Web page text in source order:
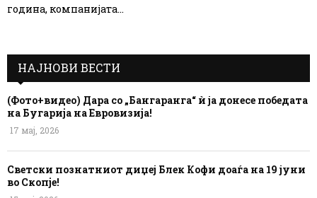
година, компанијата...
НАЈНОВИ ВЕСТИ
(Фото+видео) Дара со „Бангаранга“ ѝ ја донесе победата
на Бугарија на Евровизија!
17 мај, 2026
Светски познатниот диџеј Блек Кофи доаѓа на 19 јуни
во Скопје!